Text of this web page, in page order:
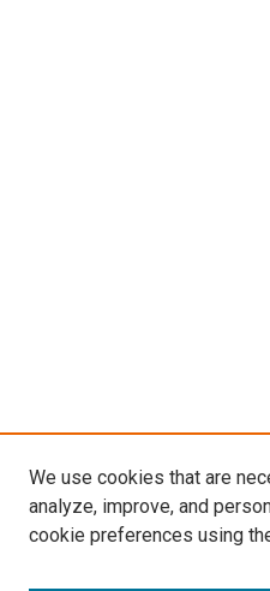
We use cookies that are
analyze, improve, and
cookie preferences using